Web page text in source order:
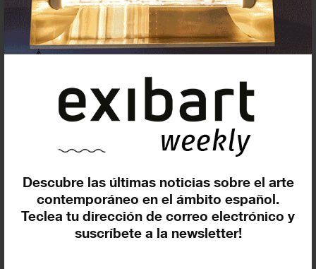
Descubre las últimas noticias sobre el arte
contemporáneo en el ámbito español.
Teclea tu dirección de correo electrónico y
suscríbete a la newsletter!
Agenda
Exposiciones, inauguraciones,
actividades.
¡Te ayudamos a encontrar el
Exposiciones y eventos